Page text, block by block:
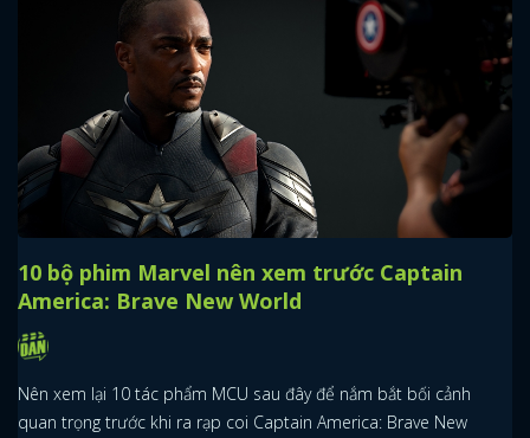
10 bộ phim Marvel nên xem trước Captain
America: Brave New World
Nên xem lại 10 tác phẩm MCU sau đây để nắm bắt bối cảnh
quan trọng trước khi ra rạp coi Captain America: Brave New